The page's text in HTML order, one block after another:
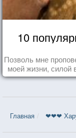
10
Позволь мне
моей жизни,
Главная ❤❤❤